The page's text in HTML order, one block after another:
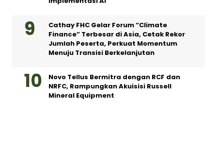
Cathay FHC Gelar Forum “Climate
Finance” Terbesar di Asia, Cetak Rekor
Jumlah Peserta, Perkuat Momentum
Menuju Transisi Berkelanjutan
Novo Tellus Bermitra dengan RCF dan
NRFC, Rampungkan Akuisisi Russell
Mineral Equipment